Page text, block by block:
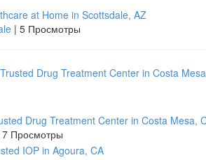
at Home in Scottsdale, AZ
| 5 Просмотры
Drug Treatment Center in Costa Mesa,
7 Просмотры